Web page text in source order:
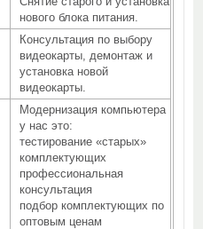
нового блока питания.
Консультация по выбору
видеокарты, демонтаж и
установка новой
видеокарты.
Модернизация компьютера
у нас это:
тестирование «старых»
комплектующих
профессиональная
консультация
подбор комплектующих по
оптовым ценам